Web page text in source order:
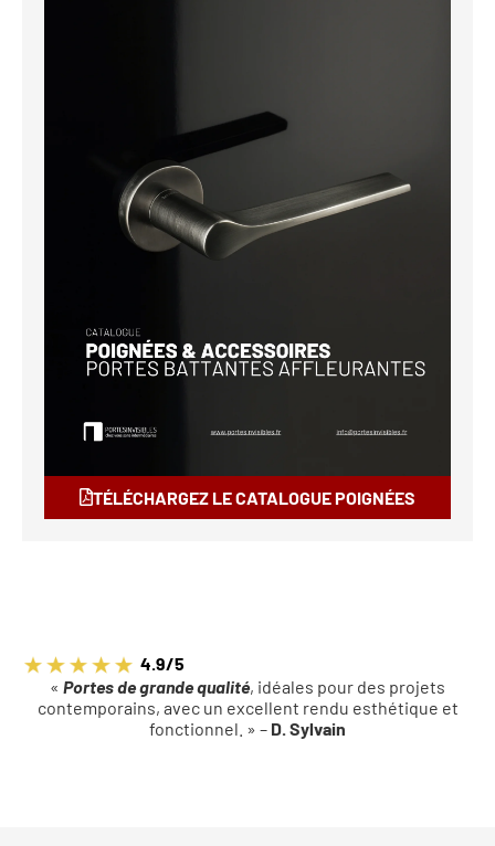
TÉLÉCHARGEZ LE CATALOGUE POIGNÉES
4.9/5
« Portes de grande qualité, idéales pour des projets
contemporains, avec un excellent rendu esthétique et
fonctionnel. » – D. Sylvain